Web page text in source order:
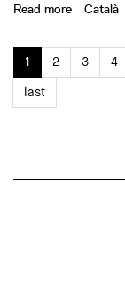
Read more about
Català
1 2 3 4
last